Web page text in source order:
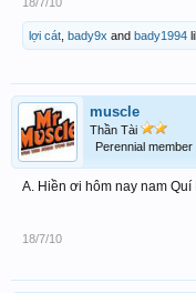
lợi cát bady9x and bady1994
muscle
Thần Tài
Perennial member
A. Hiền ơi hôm nay nam
18/7/10